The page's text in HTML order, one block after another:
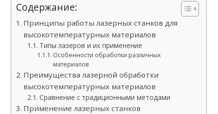
Содержание:
Принципы работы лазерных станков для
высокотемпературных материалов
Типы лазеров и их применение
Особенности обработки различных
материалов
Преимущества лазерной обработки
высокотемпературных материалов
Сравнение с традиционными методами
Применение лазерных станков